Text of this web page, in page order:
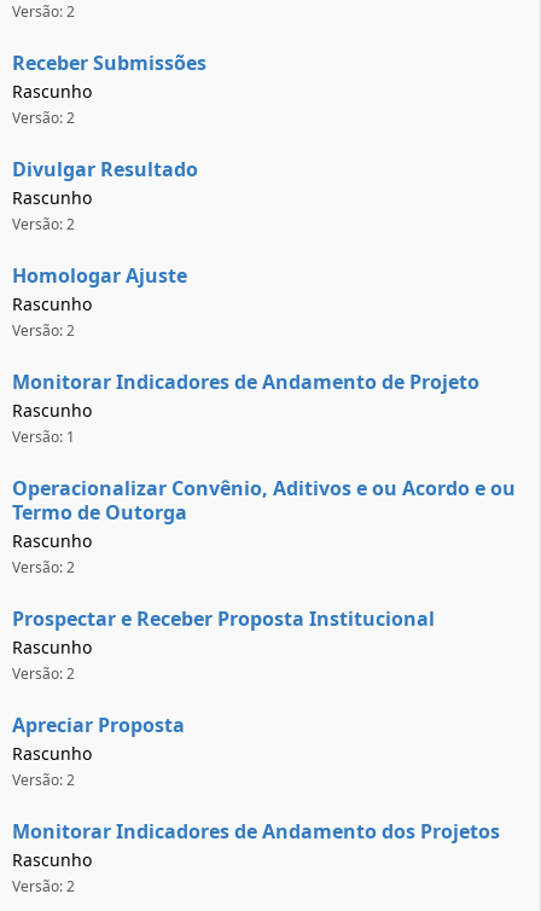
Versão: 2
Receber Submissões
Rascunho
Versão: 2
Divulgar Resultado
Rascunho
Versão: 2
Homologar Ajuste
Rascunho
Versão: 2
Monitorar Indicadores de Andamento de Projeto
Rascunho
Versão: 1
Operacionalizar Convênio, Aditivos e ou Acordo e ou
Termo de Outorga
Rascunho
Versão: 2
Prospectar e Receber Proposta Institucional
Rascunho
Versão: 2
Apreciar Proposta
Rascunho
Versão: 2
Monitorar Indicadores de Andamento dos Projetos
Rascunho
Versão: 2